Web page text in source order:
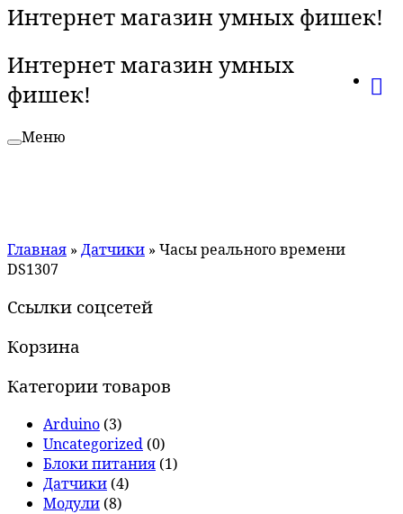
Интернет магазин умных фишек!
Интернет магазин умных
фишек!
Меню
Главная » Датчики » Часы реального времени
DS1307
Ссылки соцсетей
Корзина
Категории товаров
Arduino (3)
Uncategorized (0)
Блоки питания (1)
Датчики (4)
Модули (8)